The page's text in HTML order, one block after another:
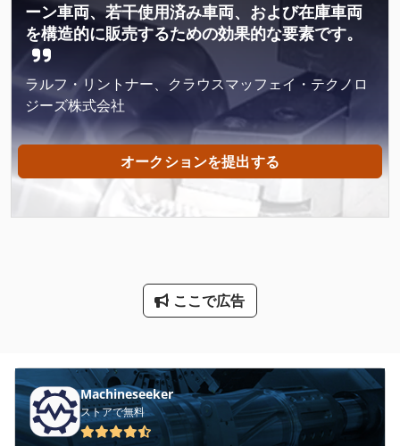
International 510
Kgs 1670
Meh 5 2 1 8 B
Mfh 5 1 8
その他
ファン 送風機
ーン車両、若干使用済み車両、および在庫車両
を構造的に販売するための効果的な要素です。
ラルフ・リントナー、クラウスマッフェイ・テクノロ
ジーズ株式会社
オークションを提出する
ここで広告
Machineseeker
ストアで無料